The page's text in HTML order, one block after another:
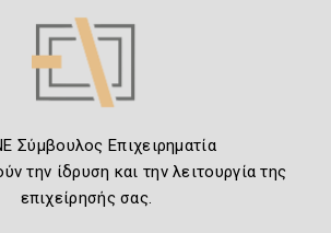
Σύμβουλος Επιχειρηματία
την ίδρυση και την λειτουργία της
επιχείρησής σας.